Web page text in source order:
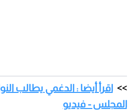
اقرأ أيضا : الدغمي يطالب
المجلس - فيديو